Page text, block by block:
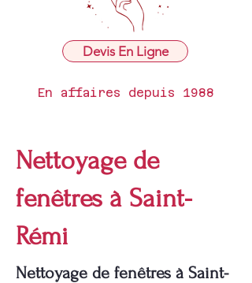
Devis En Ligne
En affaires depuis 1988
Nettoyage de
fenêtres à Saint-
Rémi
Nettoyage de fenêtres à Saint-